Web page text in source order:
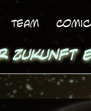
Team
Zukunft